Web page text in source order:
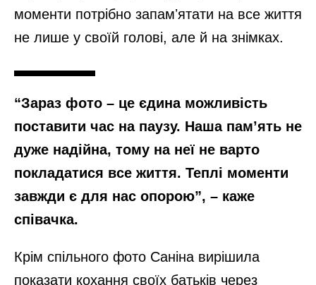
моменти потрібно запамʼятати на все життя
не лише у своїй голові, але й на знімках.
“Зараз фото – це єдина можливість
поставити час на паузу. Наша памʼять не
дуже надійна, тому на неї не варто
покладатися все життя. Теплі моменти
завжди є для нас опорою”, – каже
співачка.
Крім спільного фото Саніна вирішила
показати кохання своїх батьків через